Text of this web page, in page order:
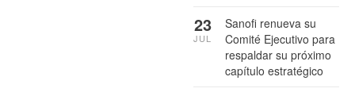
Sanofi renueva su
Comité Ejecutivo para
respaldar su próximo
capítulo estratégico
23
JUL